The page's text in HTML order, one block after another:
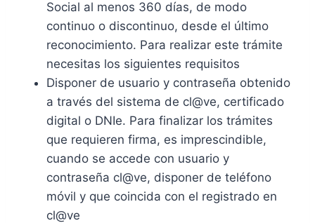
Social al menos 360 días, de modo
continuo o discontinuo, desde el último
reconocimiento. Para realizar este trámite
necesitas los siguientes requisitos
Disponer de usuario y contraseña obtenido
a través del sistema de cl@ve, certificado
digital o DNIe. Para finalizar los trámites
que requieren firma, es imprescindible,
cuando se accede con usuario y
contraseña cl@ve, disponer de teléfono
móvil y que coincida con el registrado en
cl@ve